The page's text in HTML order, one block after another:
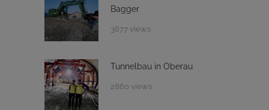
Bagger
3677 views
Tunnelbau in Oberau
2860 views